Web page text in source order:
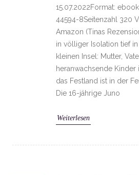
15.07.2022Format:
44594-8Seitenzahl 320
Amazon (Tinas
in völliger Isolation tief
kleinen Insel: Mutter,
heranwachsende Kinder
das Festland ist in der
Die 16-jährige Juno
Weiterlesen